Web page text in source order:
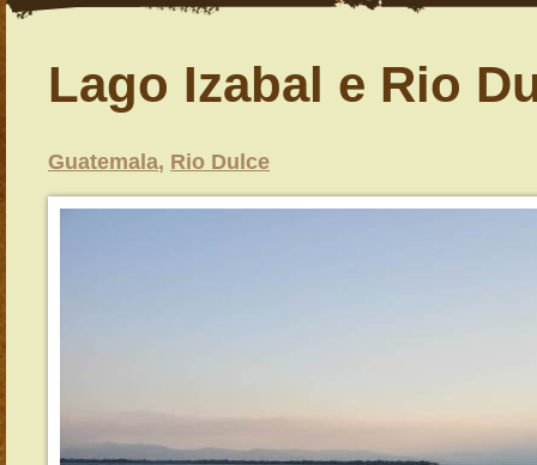
Lago Izabal e Rio
Guatemala, Rio Dulce